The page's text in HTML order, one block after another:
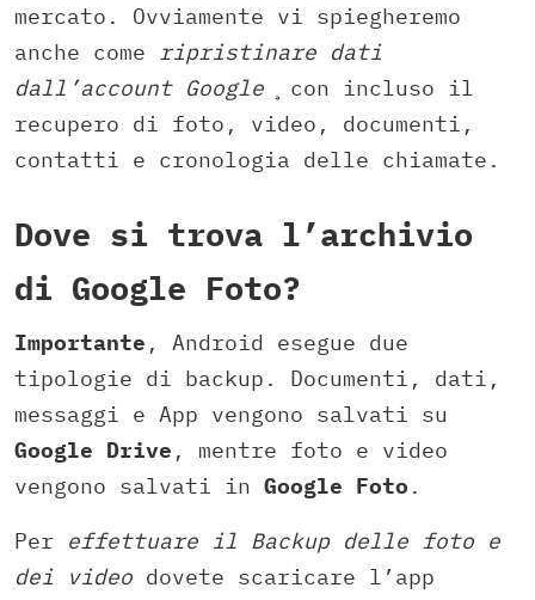
mercato. Ovviamente vi spiegheremo
anche come ripristinare dati
dall’account Google ̧ con incluso il
recupero di foto, video, documenti,
contatti e cronologia delle chiamate.
Dove si trova l’archivio
di Google Foto?
Importante , Android esegue due
tipologie di backup. Documenti, dati,
messaggi e App vengono salvati su
Google Drive , mentre foto e video
vengono salvati in Google Foto .
Per effettuare il Backup delle foto e
dei video dovete scaricare l’app